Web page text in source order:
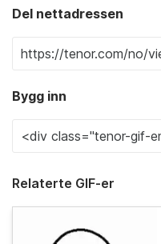
Del nettadressen
Bygg inn
Relaterte GIF-er